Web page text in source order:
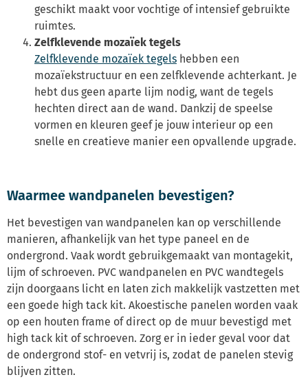
geschikt maakt voor vochtige of intensief gebruikte
ruimtes.
Zelfklevende mozaïek tegels
Zelfklevende mozaïek tegels hebben een
mozaïekstructuur en een zelfklevende achterkant. Je
hebt dus geen aparte lijm nodig, want de tegels
hechten direct aan de wand. Dankzij de speelse
vormen en kleuren geef je jouw interieur op een
snelle en creatieve manier een opvallende upgrade.
Waarmee wandpanelen bevestigen?
Het bevestigen van wandpanelen kan op verschillende
manieren, afhankelijk van het type paneel en de
ondergrond. Vaak wordt gebruikgemaakt van montagekit,
lijm of schroeven. PVC wandpanelen en PVC wandtegels
zijn doorgaans licht en laten zich makkelijk vastzetten met
een goede high tack kit. Akoestische panelen worden vaak
op een houten frame of direct op de muur bevestigd met
high tack kit of schroeven. Zorg er in ieder geval voor dat
de ondergrond stof- en vetvrij is, zodat de panelen stevig
blijven zitten.